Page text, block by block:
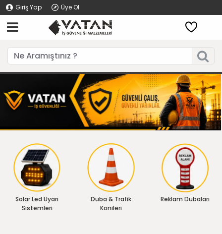
Giriş Yap Üye Ol
Solar Led Uyarı
Sistemleri
Duba & Trafik
Konileri
Reklam Dubaları